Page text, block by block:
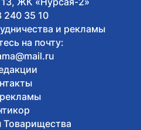
240 35 10
и рекламы
на почту: